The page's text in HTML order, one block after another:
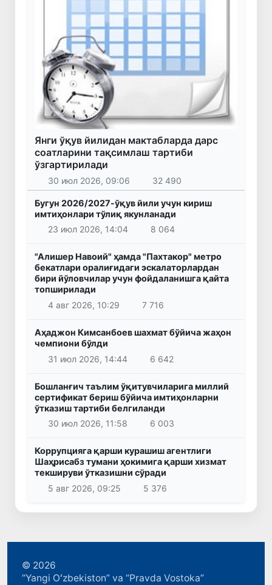
Янги ўқув йилидан мактабларда дарс
соатларини тақсимлаш тартиби
ўзгартирилади
30 июл 2026, 09:06 32 490
Бугун 2026/2027-ўқув йили учун кириш
имтиҳонлари тўлиқ якунланади
23 июл 2026, 14:04
8 064
"Алишер Навоий" ҳамда "Пахтакор" метро
бекатлари оралиғидаги эскалаторлардан
бири йўловчилар учун фойдаланишга қайта
топширилади
4 авг 2026, 10:29
7 716
Аҳаджон Кимсанбоев шахмат бўйича жаҳон
чемпиони бўлди
31 июл 2026, 14:44
6 642
Бошланғич таълим ўқитувчиларига миллий
сертификат бериш бўйича имтиҳонларни
ўтказиш тартиби белгиланди
30 июл 2026, 11:58
6 003
Коррупцияга қарши курашиш агентлиги
Шаҳрисабз тумани ҳокимига қарши хизмат
текшируви ўтказишни сўради
5 авг 2026, 09:25
5 376
© 2026
“Yangi Oʻzbekiston” va “Pravda Vostoka”